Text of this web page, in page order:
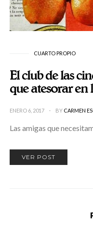
CUARTO PROPIO
El club de las
que atesorar en
ENERO 6, 2017 BY CARMEN
Las amigas que
VER POST